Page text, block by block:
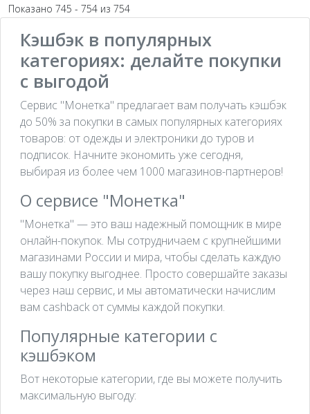
Показано 745 - 754 из 754
Кэшбэк в популярных
категориях: делайте покупки
с выгодой
Сервис "Монетка" предлагает вам получать кэшбэк
до 50% за покупки в самых популярных категориях
товаров: от одежды и электроники до туров и
подписок. Начните экономить уже сегодня,
выбирая из более чем 1000 магазинов-партнеров!
О сервисе "Монетка"
"Монетка" — это ваш надежный помощник в мире
онлайн-покупок. Мы сотрудничаем с крупнейшими
магазинами России и мира, чтобы сделать каждую
вашу покупку выгоднее. Просто совершайте заказы
через наш сервис, и мы автоматически начислим
вам cashback от суммы каждой покупки.
Популярные категории с
кэшбэком
Вот некоторые категории, где вы можете получить
максимальную выгоду: